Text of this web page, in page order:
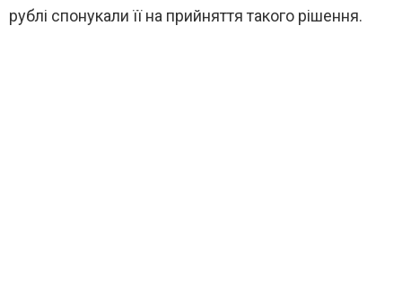
рублі спонукали її на прийняття такого рішення.